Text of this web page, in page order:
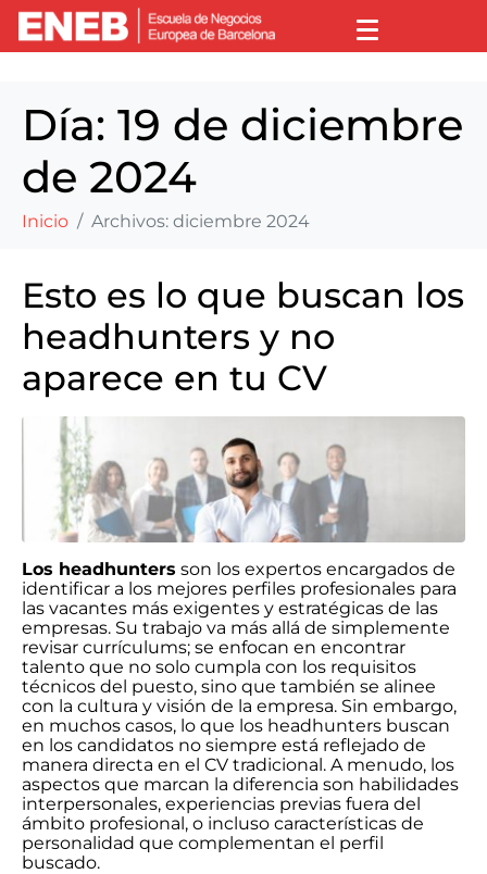
Día: 19 de diciembre
de 2024
Inicio Archivos: diciembre 2024
Esto es lo que buscan los
headhunters y no
aparece en tu CV
Los headhunters son los expertos encargados de
identificar a los mejores perfiles profesionales para
las vacantes más exigentes y estratégicas de las
empresas. Su trabajo va más allá de simplemente
revisar currículums; se enfocan en encontrar
talento que no solo cumpla con los requisitos
técnicos del puesto, sino que también se alinee
con la cultura y visión de la empresa. Sin embargo,
en muchos casos, lo que los headhunters buscan
en los candidatos no siempre está reflejado de
manera directa en el CV tradicional. A menudo, los
aspectos que marcan la diferencia son habilidades
interpersonales, experiencias previas fuera del
ámbito profesional, o incluso características de
personalidad que complementan el perfil
buscado.